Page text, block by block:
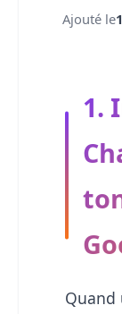
Ajouté le
1.
Quand